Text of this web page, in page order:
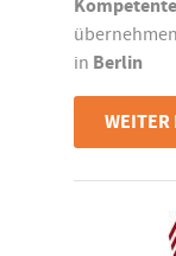
Kompetente
übernehmen
in Berlin
WEITER